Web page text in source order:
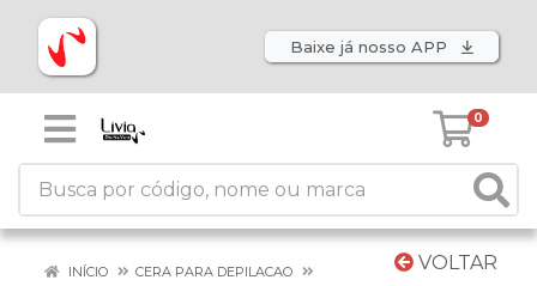
Baixe já nosso APP
0
VOLTAR
INÍCIO
CERA PARA DEPILACAO